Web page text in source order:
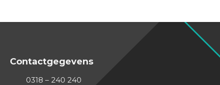
Contactgegevens
0318 – 240 240